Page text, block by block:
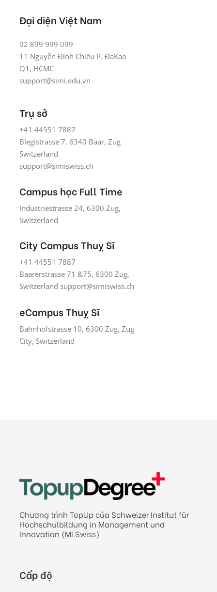
Đại diện Việt Nam
02 899 999 099
11 Nguyễn Đình Chiểu P. ĐaKao
Q1, HCMC
support@simi.edu.vn
Trụ sở
+41 44551 7887
Blegistrasse 7, 6340 Baar, Zug
Switzerland
support@simiswiss.ch
Campus học Full Time
Industriestrasse 24, 6300 Zug,
Switzerland
City Campus Thuỵ Sĩ
+41 44551 7887
Baarerstrasse 71 &75, 6300 Zug,
Switzerland support@simiswiss.ch
eCampus Thuỵ Sĩ
Bahnhofstrasse 10, 6300 Zug, Zug
City, Switzerland
Chương trình TopUp của Schweizer Institut für
Hochschulbildung in Management und
Innovation (MI Swiss)
Cấp độ